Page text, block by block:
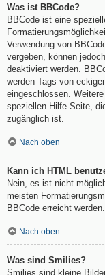
Was ist BBCode?
BBCode ist eine
Verwendung von
vergeben, können
deaktiviert werden.
werden Tags von
eingeschlossen.
speziellen Hilfe-Seite,
zugänglich ist.
Nach oben
Kann ich HTML
Nein, es ist nicht
meisten
BBCode erreicht werden.
Nach oben
Was sind Smilies?
Smilies sind kleine